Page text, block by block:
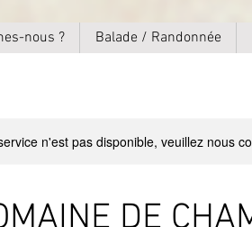
nous ? Balade / Randonnée
n'est pas disponible, veuillez nous